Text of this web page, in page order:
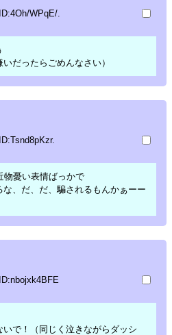
ID:4Oh/WPqE/.
だったらごめんなさい）
ID:Tsnd8pKzr.
憂い表情ばっかで
、だ、だ、騙されるもんかぁーー
ID:nbojxk4BFE
で！（同じく泣きながらダッシ